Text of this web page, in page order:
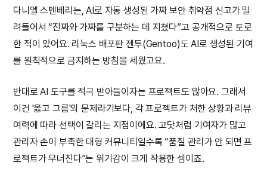
다니엘 스텐베리는, AI로 자동 생성된 가짜 보안 취약점 신고가 밀
려들어서 “진짜와 가짜를 구분하는 데 지쳤다”고 공개적으로 토로
한 적이 있어요. 리눅스 배포판 젠투(Gentoo)도 AI로 생성된 기여
를 원칙적으로 금지하는 방침을 세웠고요.
반대로 AI 도구를 적극 받아들이자는 프로젝트도 많아요. 그래서
이건 '옳고 그름'의 문제라기보다, 각 프로젝트가 처한 상황과 리뷰
여력에 따라 선택이 갈리는 지점이에요. 고닷처럼 기여자가 많고
관리자 손이 부족한 대형 커뮤니티일수록 “품질 관리가 안 되면 프
로젝트가 무너진다”는 위기감이 크게 작용한 셈이죠.